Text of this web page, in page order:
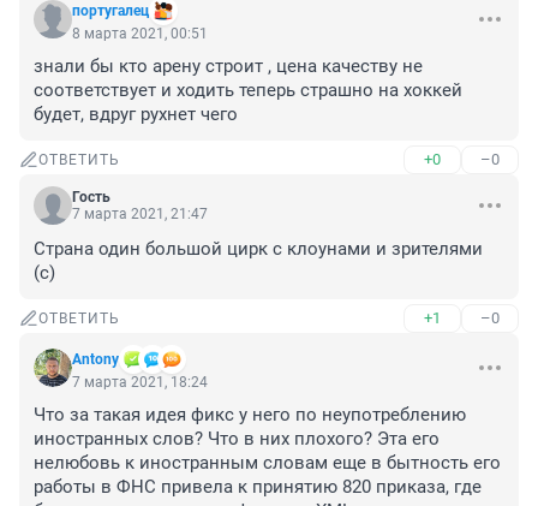
португалец
8 марта 2021, 00:51
знали бы кто арену строит , цена качеству не
соответствует и ходить теперь страшно на хоккей
будет, вдруг рухнет чего
ОТВЕТИТЬ +0 –0
Гость
7 марта 2021, 21:47
Страна один большой цирк с клоунами и зрителями
(с)
ОТВЕТИТЬ +1 –0
Antony
7 марта 2021, 18:24
Что за такая идея фикс у него по неупотреблению
иностранных слов? Что в них плохого? Эта его
нелюбовь к иностранным словам еще в бытность его
работы в ФНС привела к принятию 820 приказа, где